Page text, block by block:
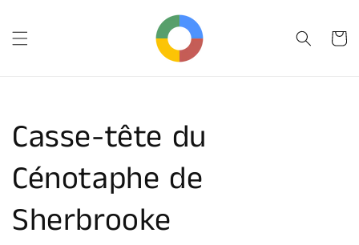
au
contenu
Panier
Casse-tête du
Cénotaphe de
Sherbrooke